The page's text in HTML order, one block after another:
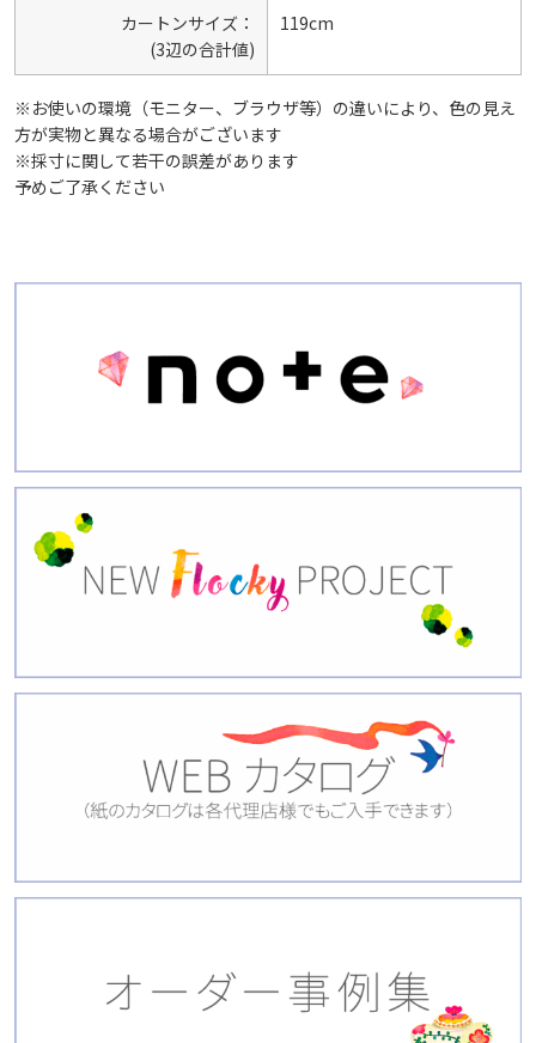
カートンサイズ：
(3辺の合計値)
119cm
※お使いの環境（モニター、ブラウザ等）の違いにより、色の見え
方が実物と異なる場合がございます
※採寸に関して若干の誤差があります
予めご了承ください